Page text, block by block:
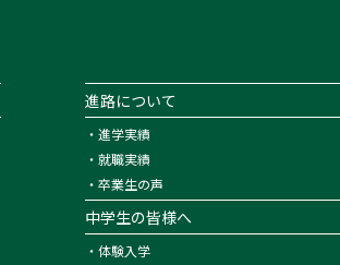
進路について
・ 進学実績
・ 就職実績
・ 卒業生の声
中学生の皆様へ
・ 体験入学